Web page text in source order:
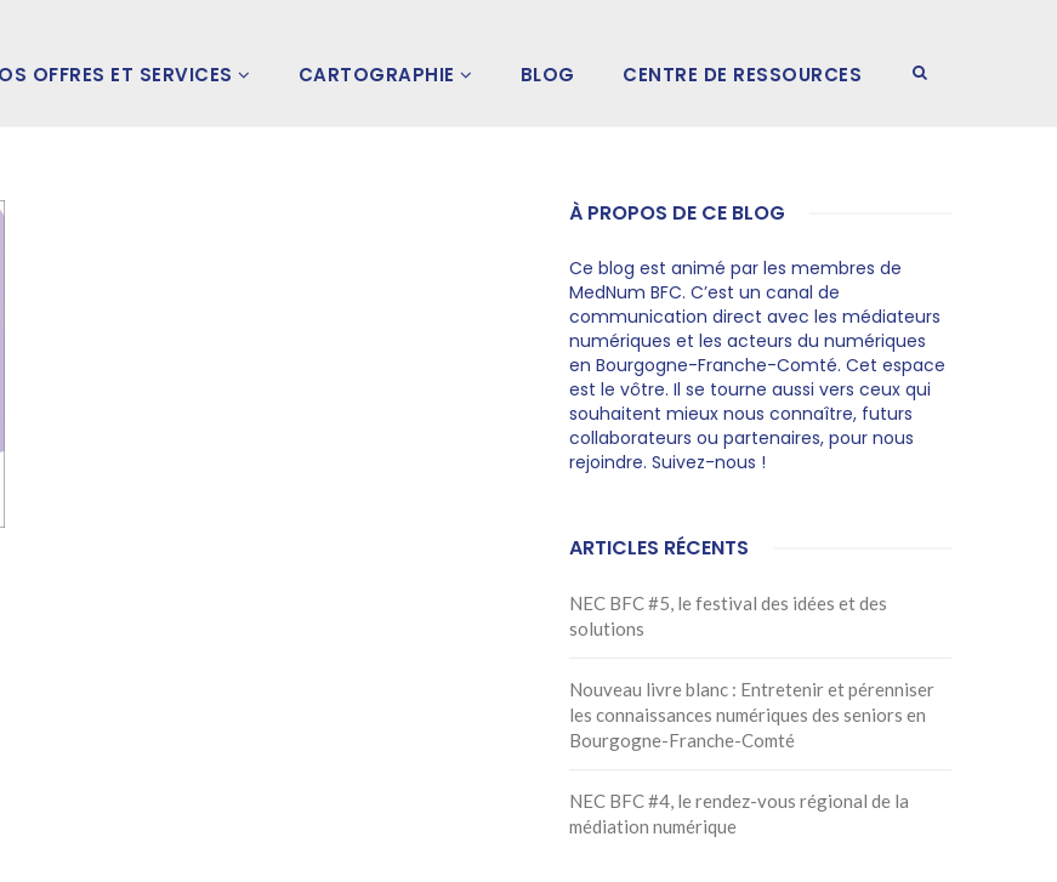
OFFRES ET SERVICES CARTOGRAPHIE BLOG CENTRE DE RESSOURCES
À PROPOS DE CE BLOG
Ce blog est animé par les membres de
MedNum BFC. C’est un canal de
communication direct avec les médiateurs
numériques et les acteurs du numériques
en Bourgogne-Franche-Comté. Cet espace
est le vôtre. Il se tourne aussi vers ceux qui
souhaitent mieux nous connaître, futurs
collaborateurs ou partenaires, pour nous
rejoindre. Suivez-nous !
ARTICLES RÉCENTS
NEC BFC #5, le festival des idées et des
solutions
Nouveau livre blanc : Entretenir et pérenniser
les connaissances numériques des seniors en
Bourgogne-Franche-Comté
NEC BFC #4, le rendez-vous régional de la
médiation numérique